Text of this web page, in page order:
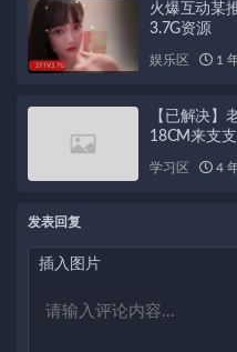
火爆互动某
3.7G资源
娱乐区 1
【已解决】
18CM来支
学习区 4
发表回复
插入图片